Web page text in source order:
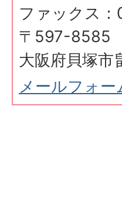
ファックス
〒597-8585
大阪府貝塚
メールフォ